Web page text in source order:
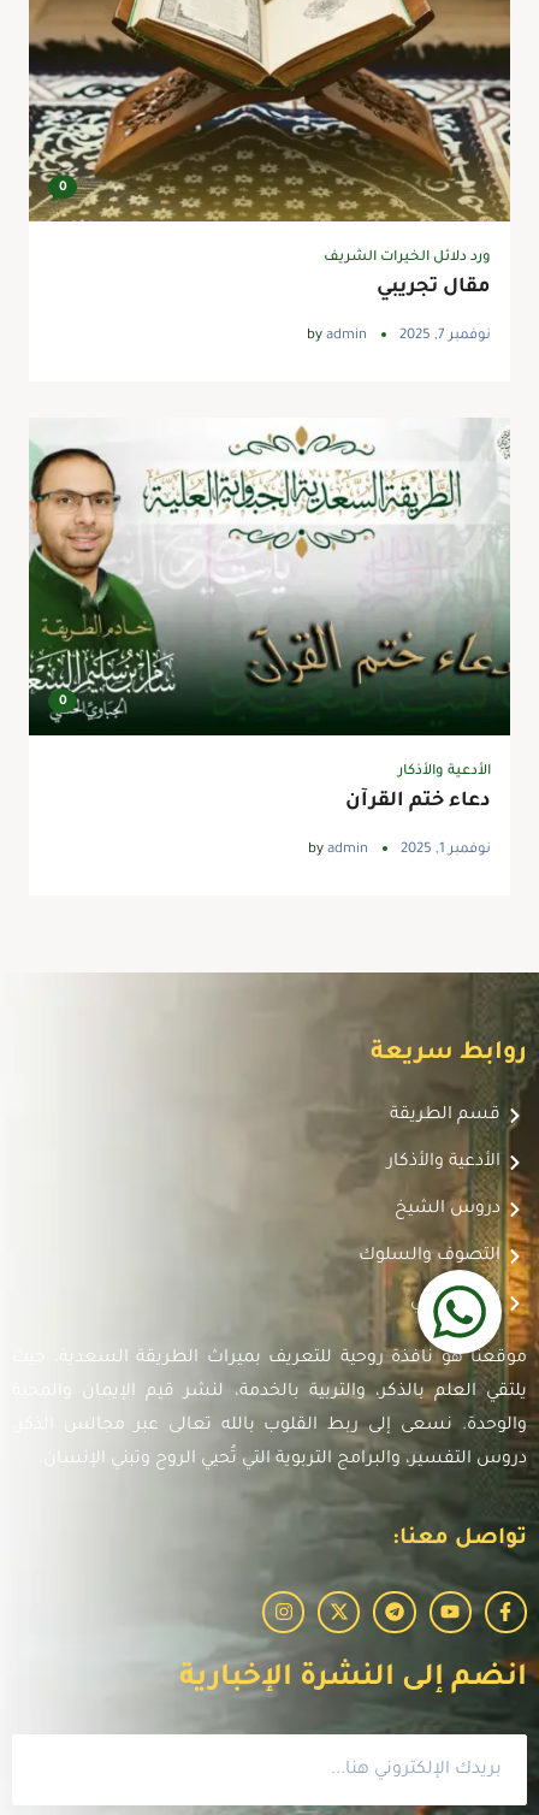
0
ورد دلائل الخيرات الشريف
مقال تجريبي
نوفمبر 7, 2025 by admin
0
الأدعية والأذكار
دعاء ختم القرآن
نوفمبر 1, 2025 by admin
روابط سريعة
قسم الطريقة
الأدعية والأذكار
دروس الشيخ
التصوف والسلوك
أدعية صوتي
موقعنا هو نافذة روحية للتعريف بميراث الطريقة السعدية، حيث
يلتقي العلم بالذكر، والتربية بالخدمة، لنشر قيم الإيمان والمحبة
والوحدة. نسعى إلى ربط القلوب بالله تعالى عبر مجالس الذكر،
دروس التفسير، والبرامج التربوية التي تُحيي الروح وتبني الإنسان.
تواصل معنا:
انضم إلى النشرة الإخبارية